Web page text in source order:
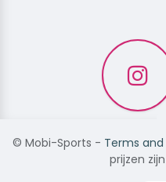
© Mobi-Sports - Terms
prijzen